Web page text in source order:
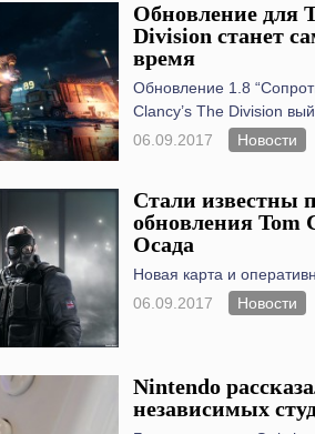
Обновление для
Division станет
время
Обновление 1.8
Clancy’s The Division
06.09.2017
Новости
Стали известны
обновления Tom
Осада
Новая карта и
06.09.2017
Новости
Nintendo
независимых